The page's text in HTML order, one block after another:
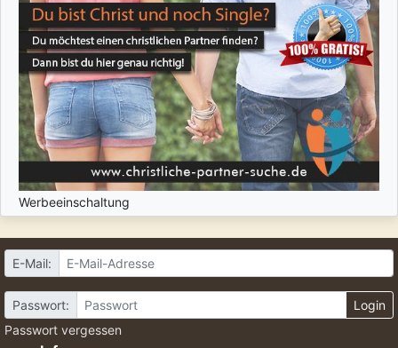
Werbeeinschaltung
E-Mail:
Passwort:
Login
Passwort vergessen